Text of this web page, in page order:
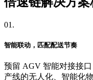
01.
智能联动，匹配配送节奏
预留 AGV 智能对接接
产线的无人化、智能化物